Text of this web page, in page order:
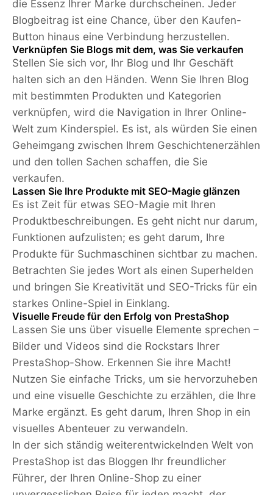
die Essenz Ihrer Marke durchscheinen. Jeder
Blogbeitrag ist eine Chance, über den Kaufen-
Button hinaus eine Verbindung herzustellen.
Verknüpfen Sie Blogs mit dem, was Sie verkaufen
Stellen Sie sich vor, Ihr Blog und Ihr Geschäft
halten sich an den Händen. Wenn Sie Ihren Blog
mit bestimmten Produkten und Kategorien
verknüpfen, wird die Navigation in Ihrer Online-
Welt zum Kinderspiel. Es ist, als würden Sie einen
Geheimgang zwischen Ihrem Geschichtenerzählen
und den tollen Sachen schaffen, die Sie
verkaufen.
Lassen Sie Ihre Produkte mit SEO-Magie glänzen
Es ist Zeit für etwas SEO-Magie mit Ihren
Produktbeschreibungen. Es geht nicht nur darum,
Funktionen aufzulisten; es geht darum, Ihre
Produkte für Suchmaschinen sichtbar zu machen.
Betrachten Sie jedes Wort als einen Superhelden
und bringen Sie Kreativität und SEO-Tricks für ein
starkes Online-Spiel in Einklang.
Visuelle Freude für den Erfolg von PrestaShop
Lassen Sie uns über visuelle Elemente sprechen –
Bilder und Videos sind die Rockstars Ihrer
PrestaShop-Show. Erkennen Sie ihre Macht!
Nutzen Sie einfache Tricks, um sie hervorzuheben
und eine visuelle Geschichte zu erzählen, die Ihre
Marke ergänzt. Es geht darum, Ihren Shop in ein
visuelles Abenteuer zu verwandeln.
In der sich ständig weiterentwickelnden Welt von
PrestaShop ist das Bloggen Ihr freundlicher
Führer, der Ihren Online-Shop zu einer